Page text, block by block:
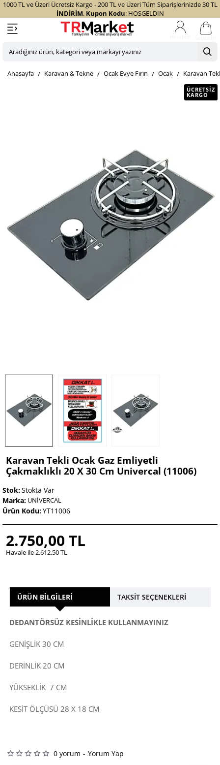
1000 TL ve Üzeri Ücretsiz Kargo - 200 TL ve Üzeri Tüm Siparişlerinizde 30 TL
İNDİRİM. Kupon Kodu: HOSGELDIN
Aradığınız
kategori
homeKaravan & Tekne Ocak Evye Fırın Ocak Karavan
ÜCRETSIZ
KARGO
Karavan Tekli Ocak Gaz Emliyetli
Çakmaklıklı 20 X 30 Cm Univercal (11006)
Stok:Stokta Var
Marka: UNİVERCAL
Ürün Kodu:YT11006
0 yorum - Yorum Yap
2.750,00 TL
Havale ile 2.612,50 TL
ÜRÜN BILGILERI TAKSIT SEÇENEKLERI
DEDANTÖRSÜZ KESİNLİKLE KULLANMAYINIZ
GENİŞLİK 30 CM
DERİNLİK 20 CM
YÜKSEKLİK 7 CM
KESİT ÖLÇÜSÜ 28 X 18 CM